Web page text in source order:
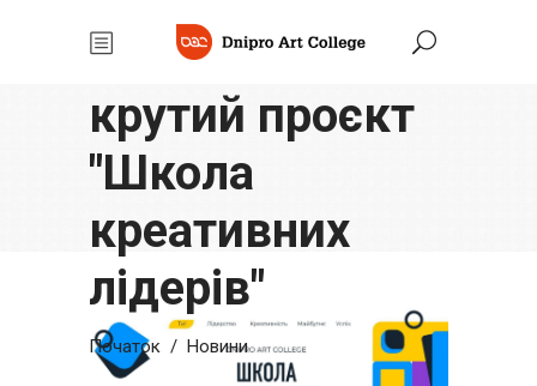
стартує новий
крутий проєкт
"Школа
креативних
лідерів"
Початок / Новини